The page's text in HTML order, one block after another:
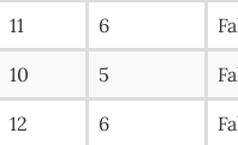
11 6
10 5
12 6